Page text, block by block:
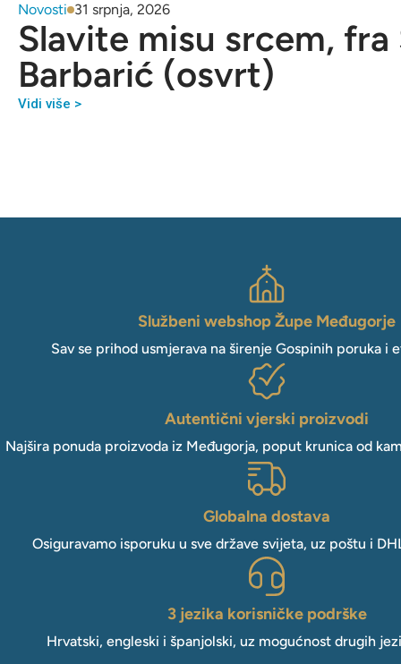
Novosti 31 srpnja, 2026
Slavite misu srcem, fra
Barbarić (osvrt)
Vidi više >
Službeni webshop Župe Međugorje
Sav se prihod usmjerava na širenje Gospinih poruka i
Autentični vjerski proizvodi
Najšira ponuda proizvoda iz Međugorja, poput krunica od
Globalna dostava
Osiguravamo isporuku u sve države svijeta, uz poštu i
3 jezika korisničke podrške
Hrvatski, engleski i španjolski, uz mogućnost drugih